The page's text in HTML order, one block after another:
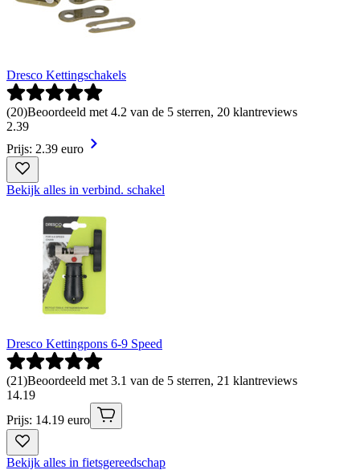
Dresco Kettingschakels
(20)Beoordeeld met 4.2 van de 5 sterren, 20 klantreviews
2.39
Prijs: 2.39 euro
Bekijk alles in verbind. schakel
Dresco Kettingpons 6-9 Speed
(21)Beoordeeld met 3.1 van de 5 sterren, 21 klantreviews
14.19
Prijs: 14.19 euro
Bekijk alles in fietsgereedschap